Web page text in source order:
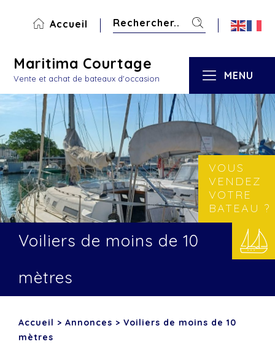
Accueil
Maritima Courtage
Vente et achat de bateaux d'occasion MENU
VOUS
VENDEZ
VOTRE
BATEAU ?
Voiliers de moins de 10
mètres
Accueil > Annonces > Voiliers de moins de 10
mètres